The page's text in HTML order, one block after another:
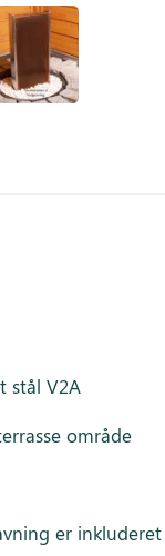
stål V2A
område
er inkluderet